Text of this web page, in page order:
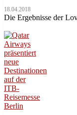
18.04.2018
Die Ergebnisse der